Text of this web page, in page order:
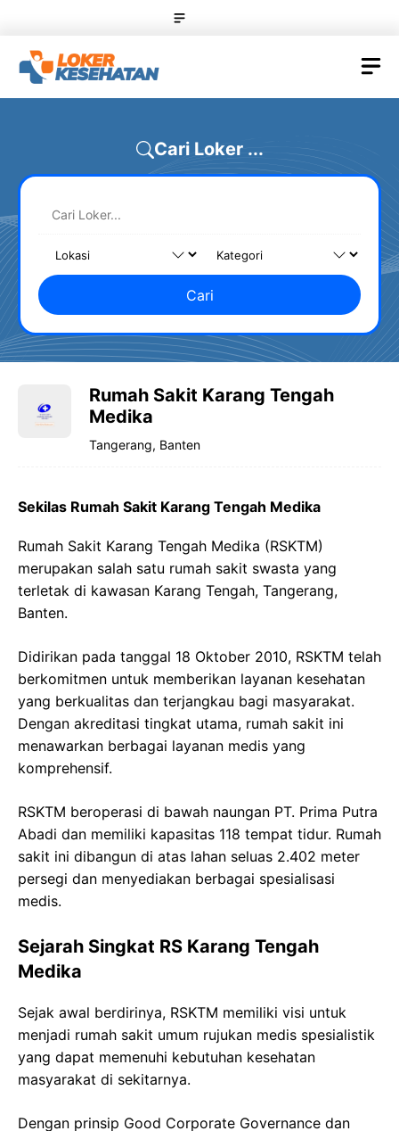
content
Cari Loker ...
Cari
Rumah Sakit Karang Tengah
Medika
Tangerang, Banten
Sekilas Rumah Sakit Karang Tengah Medika
Rumah Sakit Karang Tengah Medika (RSKTM)
merupakan salah satu rumah sakit swasta yang
terletak di kawasan Karang Tengah, Tangerang,
Banten.
Didirikan pada tanggal 18 Oktober 2010, RSKTM telah
berkomitmen untuk memberikan layanan kesehatan
yang berkualitas dan terjangkau bagi masyarakat.
Dengan akreditasi tingkat utama, rumah sakit ini
menawarkan berbagai layanan medis yang
komprehensif.
RSKTM beroperasi di bawah naungan PT. Prima Putra
Abadi dan memiliki kapasitas 118 tempat tidur. Rumah
sakit ini dibangun di atas lahan seluas 2.402 meter
persegi dan menyediakan berbagai spesialisasi
medis.
Sejarah Singkat RS Karang Tengah
Medika
Sejak awal berdirinya, RSKTM memiliki visi untuk
menjadi rumah sakit umum rujukan medis spesialistik
yang dapat memenuhi kebutuhan kesehatan
masyarakat di sekitarnya.
Dengan prinsip Good Corporate Governance dan